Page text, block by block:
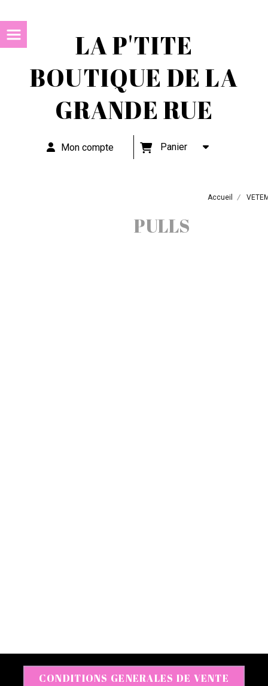
LA P'TITE
BOUTIQUE DE LA
GRANDE RUE
Mon compte Panier
Accueil
PULLS
CONDITIONS GENERALES DE VENTE